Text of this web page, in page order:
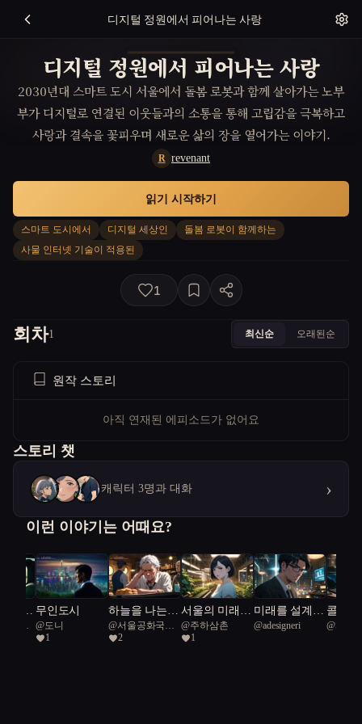
디지털 정원에서 피어나는 사랑
디지털 정원에서 피어나는 사랑
2030년대 스마트 도시 서울에서 돌봄 로봇과 함께 살아가는 노부
부가 디지털로 연결된 이웃들과의 소통을 통해 고립감을 극복하고
사랑과 결속을 꽃피우며 새로운 삶의 장을 열어가는 이야기.
R revenant
스마트 도시에서 디지털 세상인
돌봄 로봇이 함께하는
사물 인터넷 기술이 적용된
읽기 시작하기
1
회차1 최신순 오래된순
원작 스토리
아직 연재된 에피소드가 없어요
스토리 챗
캐릭터 3명과 대화 ›
이런 이야기는 어때요?
려준
국일
무인도시
@도니
1
하늘을 나는
붕어빵
@서울공화국일
급시민
2
서울의 미래정
원: 스마트팜
도전기
@주하삼촌
1
미래를 설계하
는 인간들
@adesigneri
콜드
프로토
@